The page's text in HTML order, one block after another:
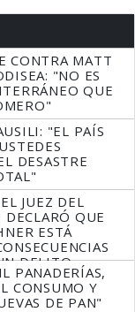
CONTRA MATT
"NO ES
QUE
"EL PAÍS
DESASTRE
JUEZ DEL
QUE
ESTÁ
DELITO
PANADERÍAS,
CONSUMO Y
DE PAN"